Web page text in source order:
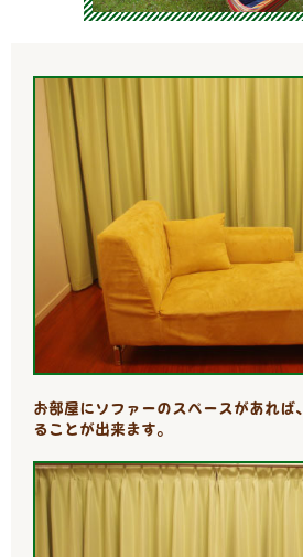
お部屋にソファーのスペースがあれば、
ることが出来ます。